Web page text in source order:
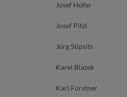
Josef Hofer
Josef Pitzl
Jörg Stipsits
Karel Blazek
Karl Forstner